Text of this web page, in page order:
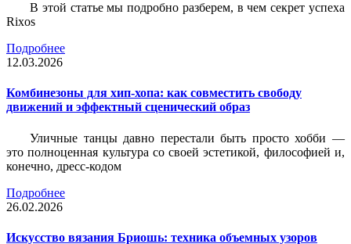
В этой статье мы подробно разберем, в чем секрет успеха
Rixos
Подробнее
12.03.2026
Комбинезоны для хип-хопа: как совместить свободу
движений и эффектный сценический образ
Уличные танцы давно перестали быть просто хобби —
это полноценная культура со своей эстетикой, философией и,
конечно, дресс-кодом
Подробнее
26.02.2026
Искусство вязания Бриошь: техника объемных узоров